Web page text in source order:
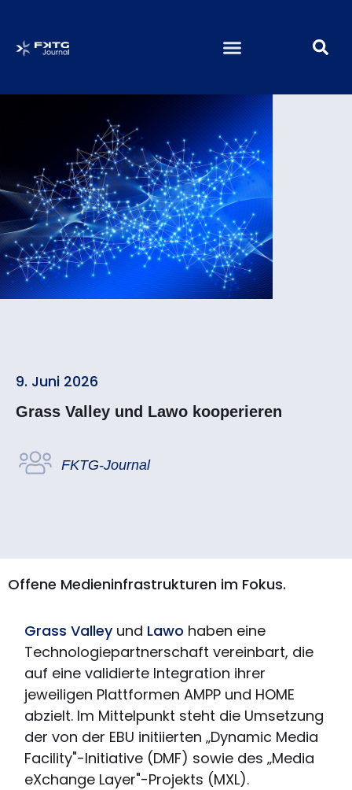
9. Juni 2026
Grass Valley und Lawo kooperieren
FKTG-Journal
Offene Medieninfrastrukturen im Fokus.
Grass Valleyund Lawo haben eine
Technologiepartnerschaft vereinbart, die
auf eine validierte Integration ihrer
jeweiligen Plattformen AMPP und HOME
abzielt. Im Mittelpunkt steht die Umsetzung
der von der EBU initiierten „Dynamic Media
Facility"-Initiative (DMF) sowie des „Media
eXchange Layer"-Projekts (MXL).